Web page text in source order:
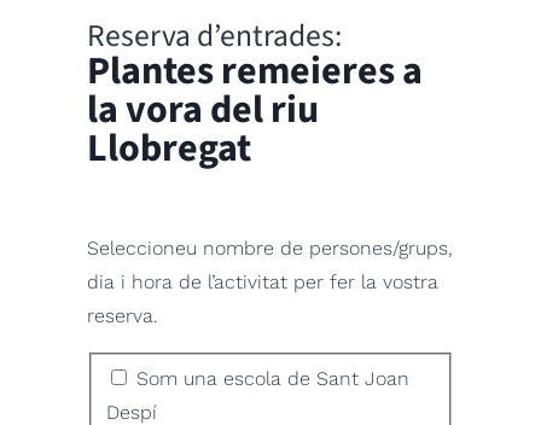
Reserva d’entrades:
Plantes remeieres a
la vora del riu
Llobregat
Seleccioneu nombre de persones/grups,
dia i hora de l’activitat per fer la vostra
reserva.
Descompte
Som una escola de Sant Joan
Despí